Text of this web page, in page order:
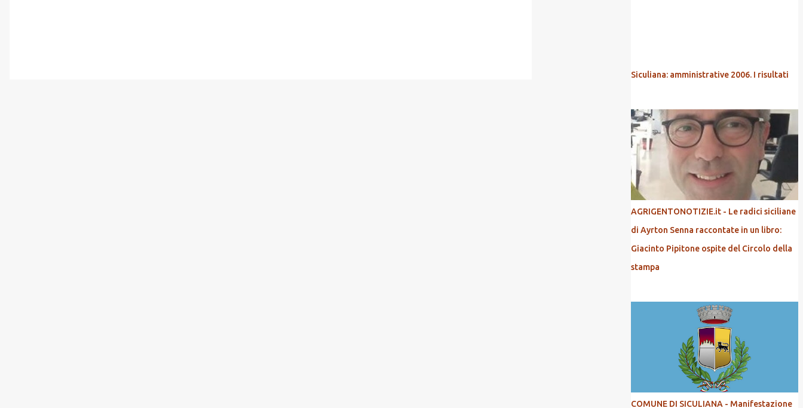
Siculiana: amministrative 2006. I risultati
AGRIGENTONOTIZIE.it - Le radici siciliane
di Ayrton Senna raccontate in un libro:
Giacinto Pipitone ospite del Circolo della
stampa
COMUNE DI SICULIANA - Manifestazione